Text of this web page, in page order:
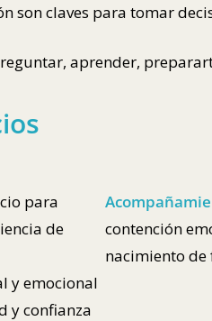
son claves para tomar
aprender,
para
de
y emocional
y confianza
contención
nacimiento de